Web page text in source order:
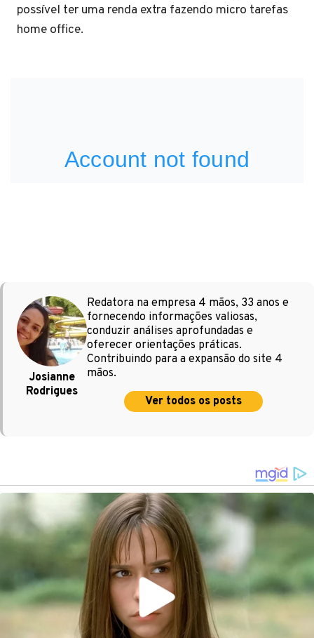
possível ter uma renda extra fazendo micro tarefas
home office.
Josianne
Rodrigues
Redatora na empresa 4 mãos, 33 anos e
fornecendo informações valiosas,
conduzir análises aprofundadas e
oferecer orientações práticas.
Contribuindo para a expansão do site 4
mãos.
Ver todos os posts